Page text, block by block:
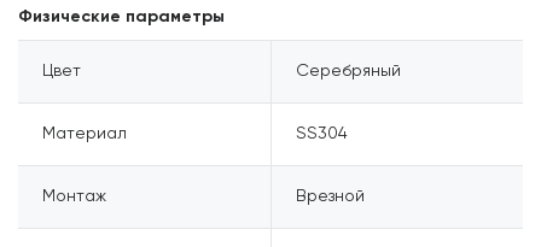
Физические параметры
Цвет Серебряный
Материал SS304
Монтаж Врезной